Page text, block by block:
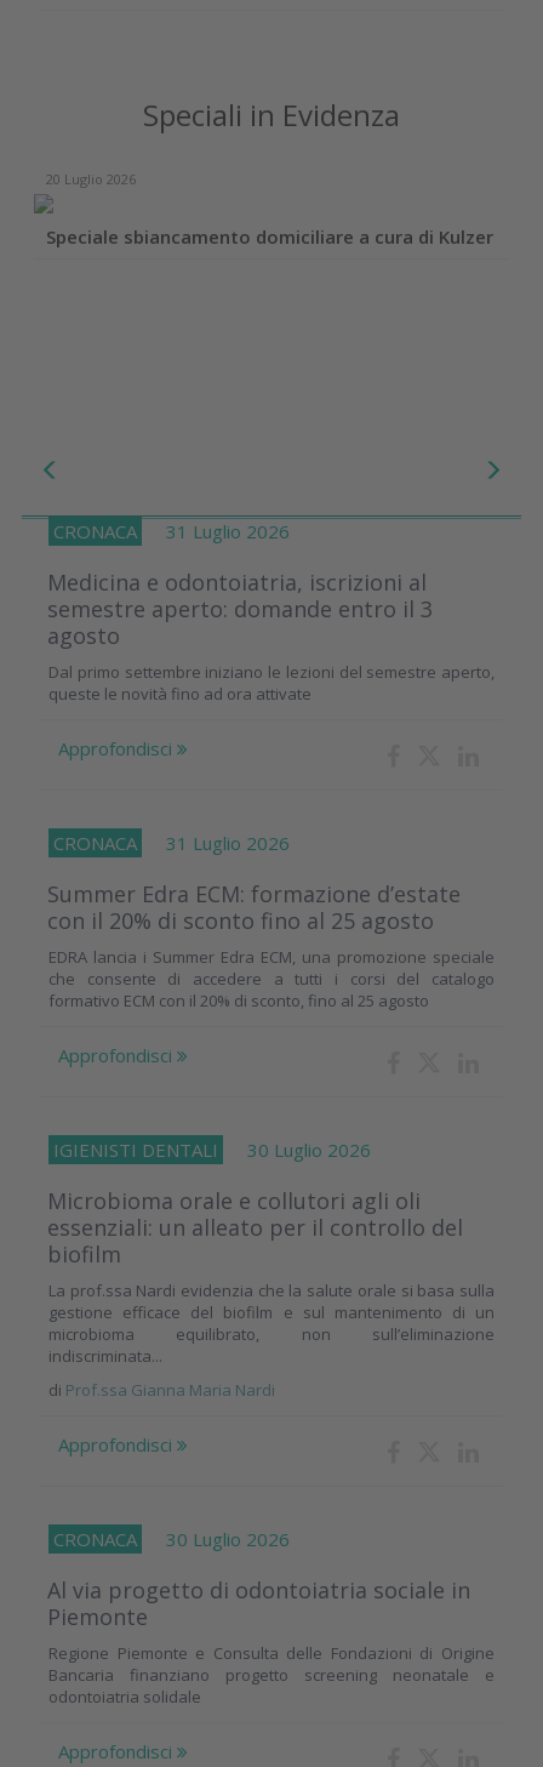
Speciali in Evidenza
20 Luglio 2026
Speciale sbiancamento domiciliare a cura di Kulzer
CRONACA 31 Luglio 2026
Medicina e odontoiatria, iscrizioni al
semestre aperto: domande entro il 3
agosto
Dal primo settembre iniziano le lezioni del semestre aperto,
queste le novità fino ad ora attivate
Approfondisci
CRONACA 31 Luglio 2026
Summer Edra ECM: formazione d’estate
con il 20% di sconto fino al 25 agosto
EDRA lancia i Summer Edra ECM, una promozione speciale
che consente di accedere a tutti i corsi del catalogo
formativo ECM con il 20% di sconto, fino al 25 agosto
Approfondisci
IGIENISTI DENTALI 30 Luglio 2026
Microbioma orale e collutori agli oli
essenziali: un alleato per il controllo del
biofilm
La prof.ssa Nardi evidenzia che la salute orale si basa sulla
gestione efficace del biofilm e sul mantenimento di un
microbioma equilibrato, non sull’eliminazione
indiscriminata...
di Prof.ssa Gianna Maria Nardi
Approfondisci
CRONACA 30 Luglio 2026
Al via progetto di odontoiatria sociale in
Piemonte
Regione Piemonte e Consulta delle Fondazioni di Origine
Bancaria finanziano progetto screening neonatale e
odontoiatria solidale
Approfondisci